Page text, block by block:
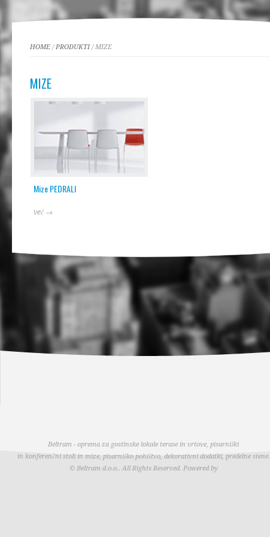
HOME/PRODUKTI/ MIZE
MIZE
Mize PEDRALI
več →
Beltram - oprema za gostinske lokale terase in vrtove, pisarniški
in konferenčni stoli in mize, pisarniško pohištvo, dekorativni dodatki, predelne stene.
© Beltram d.o.o.. All Rights Reserved. Powered by